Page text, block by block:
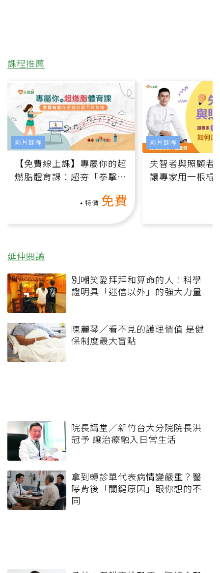
課程推薦
【免費線上課】專屬你的超
燃脂體育課：超夯「拳擊有
特價 免費
影片課程
失智者與照顧者
讓專家用一根棍
影片課程
延伸閱讀
別嘲笑愛拜拜和算命的人！科學
證明具「迷信以外」的強大力量
陳麗琴／看不見的護理價值 是健
保制度最大盲點
院長講堂／新竹台大分院院長洪
冠予 讓治療融入日常生活
拿到轉診單代表病情變嚴重？醫
曝背後「關鍵原因」跟你想的不
同